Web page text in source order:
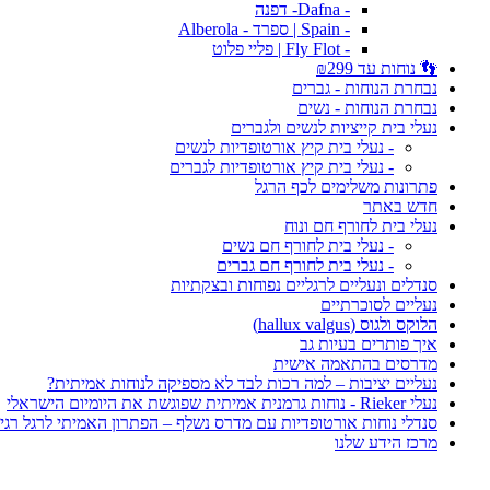
- Dafna- דפנה
- Spain | ספרד - Alberola
- Fly Flot | פליי פלוט
👣 נוחות עד ₪299
נבחרת הנוחות - גברים
נבחרת הנוחות - נשים
נעלי בית קייציות לנשים ולגברים
- נעלי בית קיץ אורטופדיות לנשים
- נעלי בית קיץ אורטופדיות לגברים
פתרונות משלימים לכף הרגל
חדש באתר
נעלי בית לחורף חם ונוח
- נעלי בית לחורף חם נשים
- נעלי בית לחורף חם גברים
סנדלים ונעליים לרגליים נפוחות ובצקתיות
נעליים לסוכרתיים
הלוקס ולגוס (hallux valgus)
איך פותרים בעיות גב
מדרסים בהתאמה אישית
נעליים יציבות – למה רכות לבד לא מספיקה לנוחות אמיתית?
נעלי Rieker - נוחות גרמנית אמיתית שפוגשת את היומיום הישראלי
סנדלי נוחות אורטופדיות עם מדרס נשלף – הפתרון האמיתי לרגל
מרכז הידע שלנו